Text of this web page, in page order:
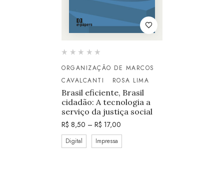
ORGANIZAÇÃO DE MARCOS
CAVALCANTI
ROSA LIMA
Brasil eficiente, Brasil
cidadão: A tecnologia a
serviço da justiça social
R$ 8,50 – R$ 17,00
Digital Impressa